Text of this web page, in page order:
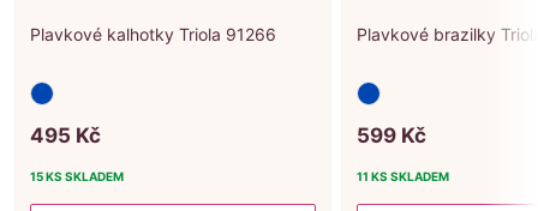
Plavkové kalhotky Triola 91266
495 Kč
15 KS SKLADEM
Plavkové brazilky
599 Kč
11 KS SKLADEM